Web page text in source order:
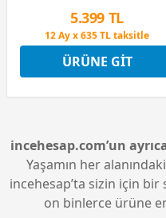
5.399 TL
Peşin Fiyatına 3 Taksit
12 Ay x 635 TL taksitle
Peşin Fiyatına 3 Taksit
ÜRÜNE GIT
incehesap.com’un
Yaşamın her
incehesap’ta sizin için bir
on binlerce ürüne